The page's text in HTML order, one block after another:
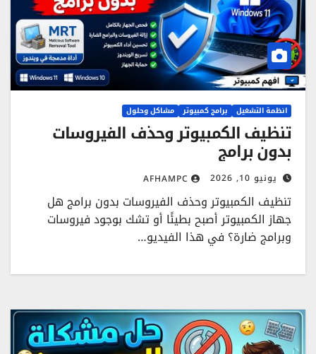
انظمة التشغيل برامج كمبيوتر مشاكل وحلول
تنظيف الكمبيوتر وحذف الفيروسات
بدون برامج
يونيو 10, 2026 AFHAMPC
تنظيف الكمبيوتر وحذف الفيروسات بدون برامج هل
جهاز الكمبيوتر أصبح بطيئًا أو تشك بوجود فيروسات
وبرامج ضارة؟ في هذا الفيديو…